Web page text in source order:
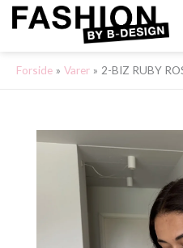
Gå
Forside Varer 2-BIZ RUBY